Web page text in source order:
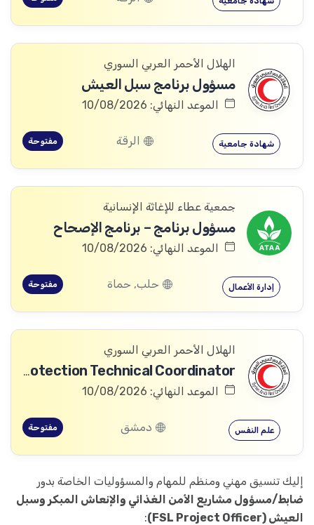
الهلال الأحمر العربي السوري
مسؤول برنامج سبل العيش
الموعد النهائي: 10/08/2026
شهادة جامعية الرقة مفتوحة
جمعية عطاء للإغاثة الإنسانية
مسؤول برنامج – برنامج الإصحاح
الموعد النهائي: 10/08/2026
إدارة الأعمال حلب, حماة مفتوحة
الهلال الأحمر العربي السوري
Community Services and Protection Technical Coordinator
الموعد النهائي: 10/08/2026
علم النفس دمشق مفتوحة
إليك تنسيق مهني ومنظم للمهام والمسؤوليات الخاصة بدور
ضابط/مسؤول مشاريع الأمن الغذائي والإنعاش المبكر وسبل
العيش (FSL Project Officer)
: